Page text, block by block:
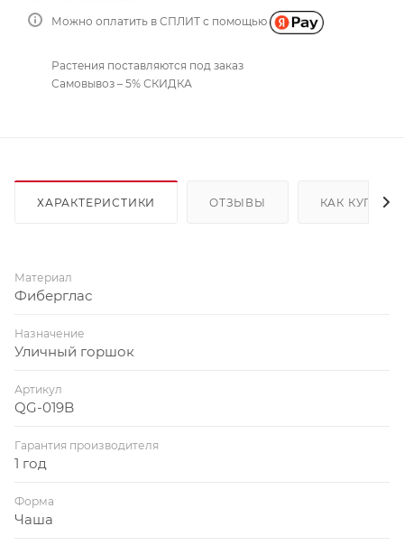
Можно оплатить в СПЛИТ с помощью
Растения поставляются под заказ
Самовывоз – 5% СКИДКА
ХАРАКТЕРИСТИКИ ОТЗЫВЫ КАК КУПИТЬ
Материал
Фиберглас
Назначение
Уличный горшок
Артикул
QG-019B
Гарантия производителя
1 год
Форма
Чаша